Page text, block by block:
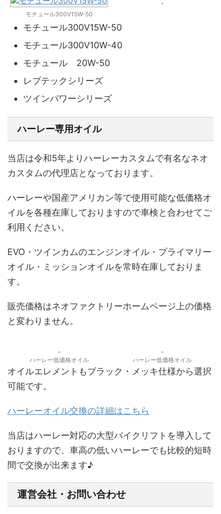
モチュール300V15W-50
モチュール300V15W-50
モチュール300V10W-40
モチュール 20W-50
レブテックシリーズ
ツインパワーシリーズ
ハーレー専用オイル
当店は令和5年よりハーレーカスタムで有名なネオ
カスタムの代理店となっております。
ハーレーや国産アメリカン等で使用可能な低価格オ
イルを各種在庫しておりますので車検と合わせてご
利用ください。
EVO・ツインカムのエンジンオイル・プライマリー
オイル・ミッションオイルを常時在庫しておりま
す。
販売価格はネオファクトリーホームページ上の価格
と変わりません。
ハーレー低価格オイル ハーレー低価格オイル
オイルエレメントもブラック・メッキ仕様から選択
可能です。
ハーレーオイル交換の詳細はこちら
当店はハーレー対応の大型バイクリフトを導入して
おりますので、車高の低いハーレーでも比較的短時
間で交換が出来ます♪
運営会社・お問い合わせ